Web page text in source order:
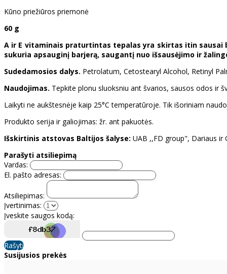
Kūno priežiūros priemonė
60 g
A ir E vitaminais praturtintas tepalas yra skirtas itin sausai
sukuria apsauginį barjerą, saugantį nuo išsausėjimo ir
Sudedamosios dalys. Petrolatum, Cetostearyl Alcohol, Retinyl
Naudojimas. Tepkite plonu sluoksniu ant švarios, sausos odos ir
Laikyti ne aukštesnėje kaip 25°C temperatūroje. Tik išoriniam
Produkto serija ir galiojimas: žr. ant pakuotės.
Išskirtinis atstovas Baltijos šalyse: UAB ,,FD group", Dariaus ir
Parašyti atsiliepimą
Vardas:
El. pašto adresas:
Atsiliepimas:
Įvertinimas:
Įveskite saugos kodą:
Rašyti
Susijusios prekės